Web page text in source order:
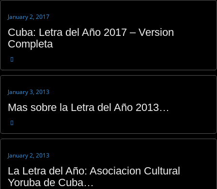
January 2, 2017
Cuba: Letra del Año 2017 – Version
Completa
January 3, 2013
Mas sobre la Letra del Año 2013…
January 2, 2013
La Letra del Año: Asociacion Cultural
Yoruba de Cuba…